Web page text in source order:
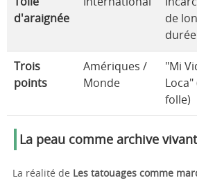
Toile
d'araignée
International
de
durée
Trois
points
Amériques /
Monde
"Mi
Loca"
folle)
La peau comme archive
La réalité de Les tatouages comme